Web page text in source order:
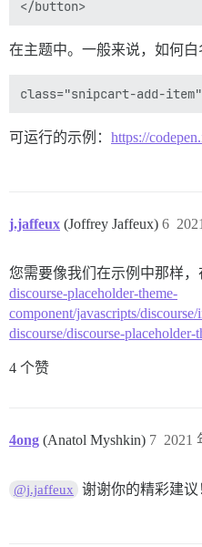
在主题中。一般来说，如何白
可运行的示例： https://
j.jaffeux (Joffrey Jaffeux) 6
您需要像我们在示例中那样，
discourse-placeholder-theme-
component/javascripts/
discourse/discourse-
4 个赞
4ong (Anatol Myshkin) 2021
7
@j.jaffeux 谢谢你的精彩建议